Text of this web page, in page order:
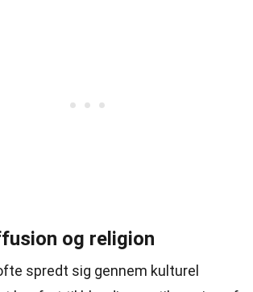
og religion
spredt sig gennem kulturel